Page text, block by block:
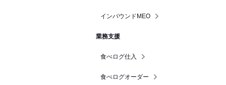
インバウンドMEO
業務支援
食べログ仕入
食べログオーダー